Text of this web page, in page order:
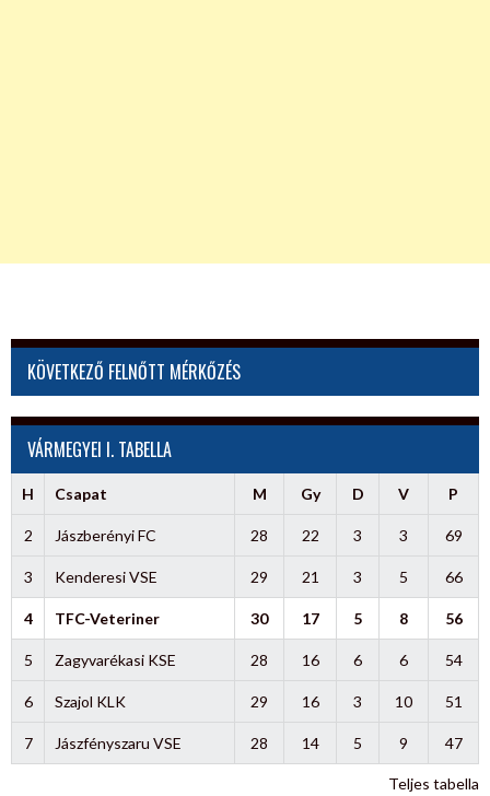
KÖVETKEZŐ FELNŐTT MÉRKŐZÉS
VÁRMEGYEI I. TABELLA
H Csapat M Gy D V P
2 Jászberényi FC 28 22 3 3 69
3 Kenderesi VSE 29 21 3 5 66
4 TFC-Veteriner 30 17 5 8 56
5 Zagyvarékasi KSE 28 16 6 6 54
6 Szajol KLK 29 16 3 10 51
7 Jászfényszaru VSE 28 14 5 9 47
Teljes tabella